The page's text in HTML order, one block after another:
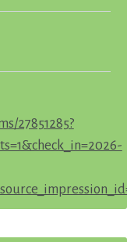
27851285?